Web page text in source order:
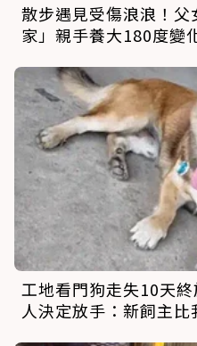
散步遇見受傷浪浪！
家」親手養大180度變
工地看門狗走失10天
人決定放手：新飼主比